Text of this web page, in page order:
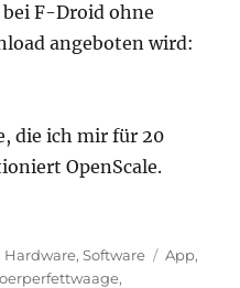
F-Droid ohne
angeboten wird:
die ich mir für 20
OpenScale.
Hardware,Software App,
,